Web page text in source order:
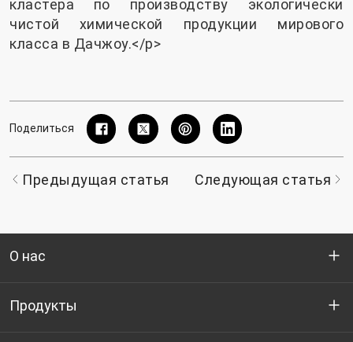
кластера по производству экологически
чистой химической продукции мирового
класса в Дачжоу.</p>
Поделиться
Предыдущая статья Следующая статья
О нас
Кто мы
Продукты